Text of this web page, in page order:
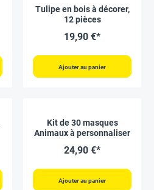
Tulipe en bois à décorer,
12 pièces
19,90 €*
Ajouter au panier
Kit de 30 masques
Animaux à personnaliser
24,90 €*
Ajouter au panier